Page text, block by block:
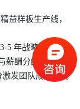
益样板生产线，
5 年战略落地规
薪酬分配体系，
激发团队成员主观